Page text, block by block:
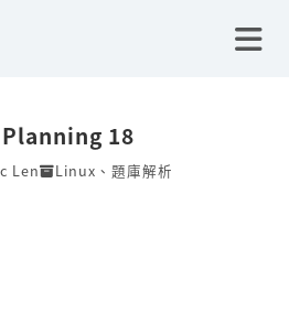
18
Len Linux 、 題庫解析